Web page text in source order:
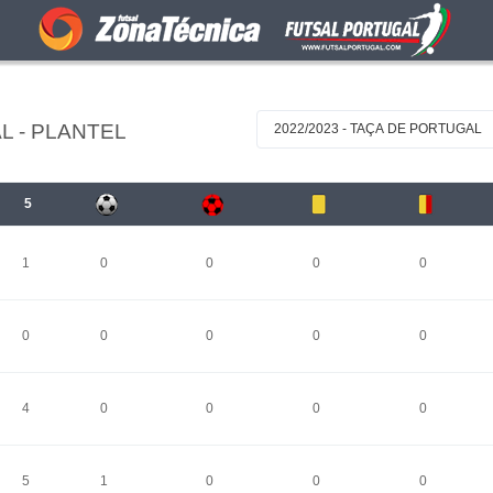
- PLANTEL 2022/2023 - TAÇA DE PORTUGAL
5
1 0 0 0 0
0 0 0 0 0
4 0 0 0 0
5 1 0 0 0